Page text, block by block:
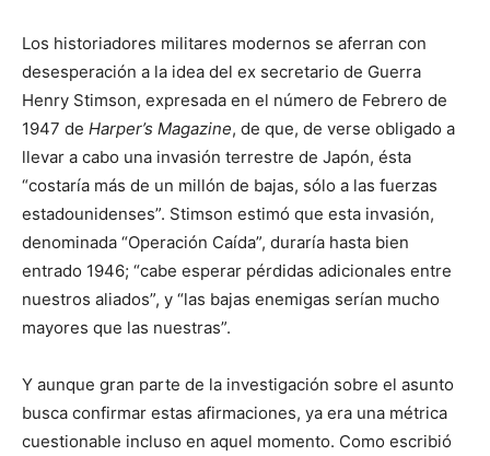
Los historiadores militares modernos se aferran con
desesperación a la idea del ex secretario de Guerra
Henry Stimson, expresada en el número de Febrero de
1947 de Harper’s Magazine, de que, de verse obligado a
llevar a cabo una invasión terrestre de Japón, ésta
“costaría más de un millón de bajas, sólo a las fuerzas
estadounidenses”. Stimson estimó que esta invasión,
denominada “Operación Caída”, duraría hasta bien
entrado 1946; “cabe esperar pérdidas adicionales entre
nuestros aliados”, y “las bajas enemigas serían mucho
mayores que las nuestras”.
Y aunque gran parte de la investigación sobre el asunto
busca confirmar estas afirmaciones, ya era una métrica
cuestionable incluso en aquel momento. Como escribió